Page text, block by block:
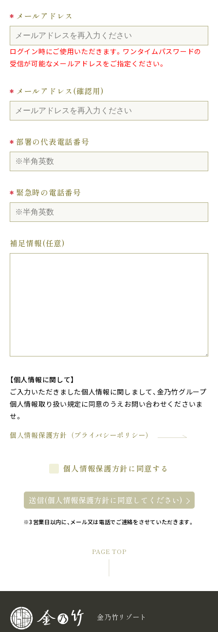
メールアドレス
ログイン時にご使用いただきます。ワンタイムパスワードの
受信が可能なメールアドレスをご指定ください。
メールアドレス(確認用)
部署の代表電話番号
緊急時の電話番号
補足情報(任意)
【個人情報に関して】
ご入力いただきました個人情報に関しまして、金乃竹グループ
個人情報取り扱い規定に同意のうえお問い合わせくださいま
せ。
個人情報保護方針（プライバシーポリシー）
個人情報保護方針に同意する
送信(個人情報保護方針に同意してください)
※3営業日以内に、メール又は電話でご連絡をさせていただきます。
PAGE TOP
金乃竹リゾート